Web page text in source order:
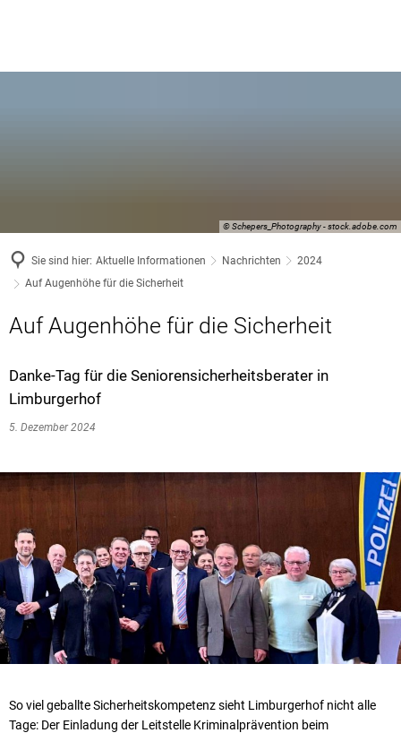
© Schepers_Photography - stock.adobe.com
Sie sind hier: Aktuelle Informationen Nachrichten
2024
Auf Augenhöhe für die Sicherheit
Auf Augenhöhe für die Sicherheit
Danke-Tag für die Seniorensicherheitsberater in
Limburgerhof
5. Dezember 2024
So viel geballte Sicherheitskompetenz sieht Limburgerhof nicht alle
Tage: Der Einladung der Leitstelle Kriminalprävention beim